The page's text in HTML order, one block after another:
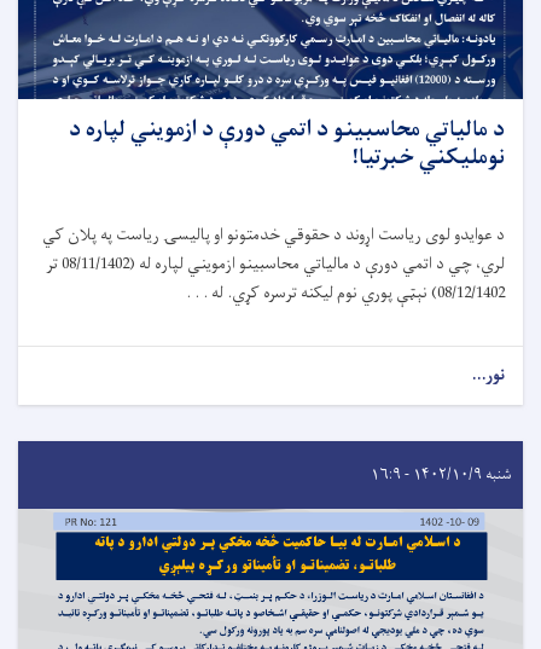
د مالياتي محاسبينو د اتمي دورې د ازمويني لپاره د
نومليکني خبرتیا!
د عوایدو لوی ریاست اړوند د حقوقي خدمتونو او پالیسۍ ریاست په پلان کي
لري، چي د اتمي دورې د مالیاتي محاسبینو ازمویني لپاره له (08/11/1402 تر
08/12/1402) نېټې پوري نوم لیکنه ترسره کړي. له . . .
نور...
شنبه ۱۴۰۲/۱۰/۹ - ۱۶:۹